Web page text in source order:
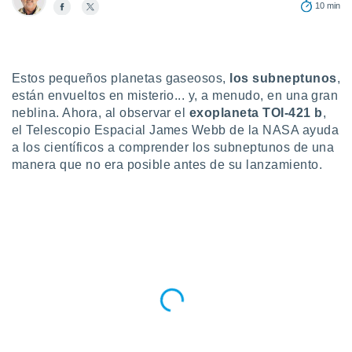
y
de
10 min
Estos pequeños planetas gaseosos, los subneptunos,
están envueltos en misterio... y, a menudo, en una gran
neblina. Ahora, al observar el exoplaneta TOI-421 b,
el Telescopio Espacial James Webb de la NASA ayuda
a los científicos a comprender los subneptunos de una
manera que no era posible antes de su lanzamiento.